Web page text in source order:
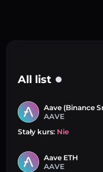
All list ?
AAVE
Stały kurs: Nie
Aave ETH
AAVE